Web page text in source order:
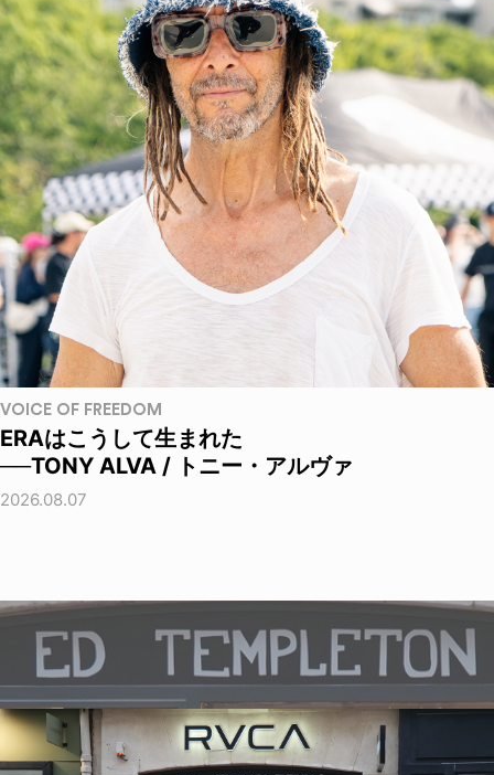
VOICE OF FREEDOM
ERAはこうして生まれた
──TONY ALVA / トニー・アルヴァ
2026.08.07